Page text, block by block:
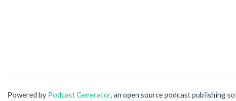
Powered by Podcast Generator, an open source podcast publishing